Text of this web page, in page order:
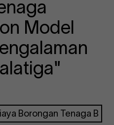
Model